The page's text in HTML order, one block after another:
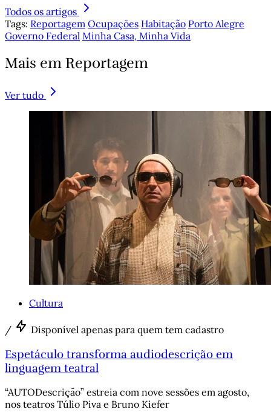
Todos os artigos
Tags: Reportagem Ocupações Habitação Porto Alegre
Governo Federal Minha Casa, Minha Vida
Mais em Reportagem
Ver tudo
Cultura
/ Disponível apenas para quem tem cadastro
Espetáculo transforma audiodescrição em
linguagem teatral
“AUTODescrição” estreia com nove sessões em agosto,
nos teatros Túlio Piva e Bruno Kiefer